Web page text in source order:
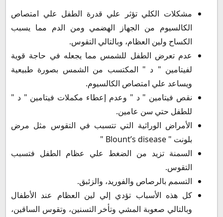
مشكلات الكلي تؤثر علي قدرة الطفل علي امتصاص
الكالسيوم من الجهاز الهضمي ومن الدم مما يسبب
الكساح ولين العظام، وبالتالي التقوس.
عدم تعرض الطفل للشمس مما يجعله في حاجة قوية
لفيتامين " د " المكتسب من الشمس بصورة طبيعية
ويساعد علي امتصاص الكالسيوم.
نقص فيتامين " د " وعدم إعطاء مكملات فيتامين " د "
للطفل حتي سن عامين.
الأمراض الوراثية التي تتسبب في التقوس مثل مرض
بلونت " Blount’s disease "
السمنة تزيد من الضغط علي عظام الطفل فتسبب
التقوس.
التسمم بالرصاص والفوريد، والزئبق.
كل هذه الأسباب تؤدي إلي لين العظام عند الأطفال
وبالتالي صعوبة المشي وتأخر التسنين، وتقوس الساقين،